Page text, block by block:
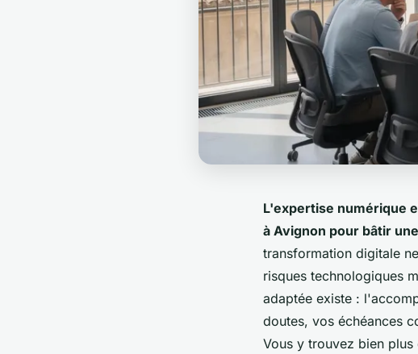
L'expertise numérique
à Avignon pour bâtir
transformation digitale
risques technologiques
adaptée existe :
doutes, vos échéances
Vous y trouvez bien